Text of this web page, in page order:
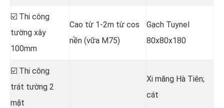
☑️ Thi công
tường xây
100mm
Cao từ 1-2m từ cos
nền (vữa M75)
Gạch Tuynel
80x80x180
☑️ Thi công
trát tường 2
mặt
Xi măng Hà Tiên;
cát